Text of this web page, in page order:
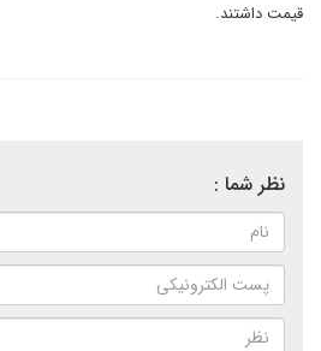
قیمت داشتند.
نظر شما :